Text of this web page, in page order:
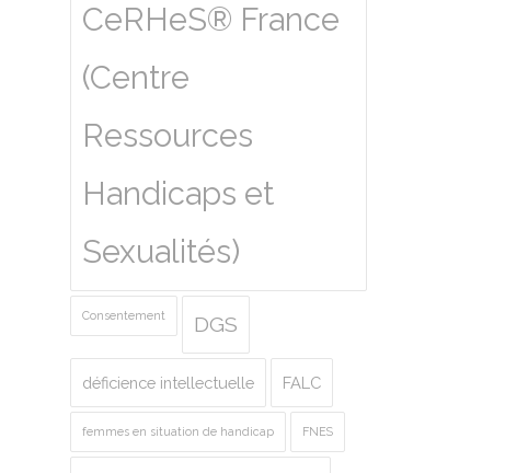
CeRHeS® France
(Centre
Ressources
Handicaps et
Sexualités)
Consentement DGS
déficience intellectuelle FALC
femmes en situation de handicap FNES